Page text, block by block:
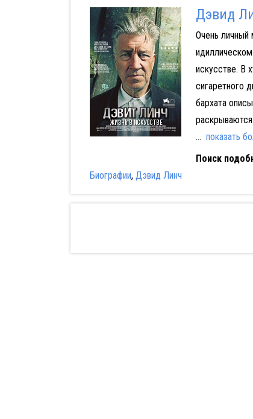
Дэвид
Очень личный
искусстве. В
сигаретного
бархата
... показать
Поиск
Биографии, Дэвид Линч